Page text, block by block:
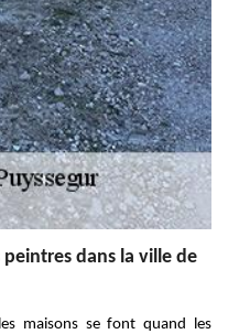
dans la ville de
maisons se font quand les